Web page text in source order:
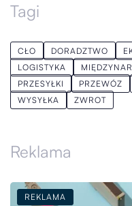
Tagi
CŁO DORADZTWO
LOGISTYKA
PRZESYŁKI
PRZEWÓZ
WYSYŁKA
ZWROT
Reklama
REKLAMA